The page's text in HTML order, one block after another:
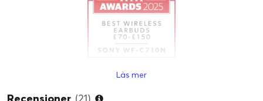
WHAT HI-FI? AWARDS 2025
Läs mer
Recensioner (21)